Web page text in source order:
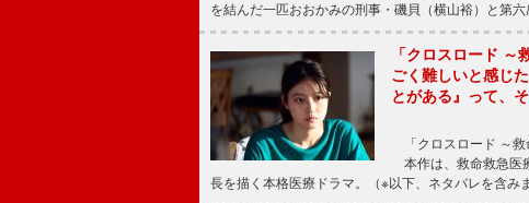
を結んだ一匹おおかみの刑事・磯貝（横山裕）と第
「クロスロード
ごく難しいと感じ
とがある』って、
「クロスロード ～救
本作は、救命救急医
長を描く本格医療ドラマ。（※以下、ネタバレを含